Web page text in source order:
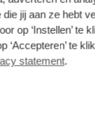
jij aan ze hebt
op ‘Instellen’ te
te
statement.
aan
inclusief
offline
België en
specifiek